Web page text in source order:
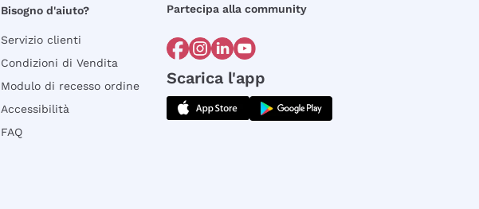
Bisogno d'aiuto?
Servizio clienti
Condizioni di Vendita
Modulo di recesso ordine
Accessibilità
FAQ
Partecipa alla community
Scarica l'app